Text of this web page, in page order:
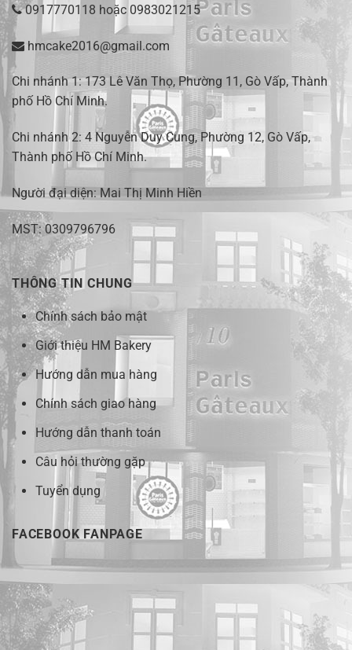
0917770118 hoặc 0983021215
hmcake2016@gmail.com
Chi nhánh 1:173 Lê Văn Thọ, Phường 11, Gò Vấp, Thành
phố Hồ Chí Minh.
Chi nhánh 2: 4 Nguyễn Duy Cung, Phường 12, Gò Vấp,
Thành phố Hồ Chí Minh.
Người đại diện: Mai Thị Minh Hiền
MST: 0309796796
THÔNG TIN CHUNG
Chính sách bảo mật
Giới thiệu HM Bakery
Hướng dẫn mua hàng
Chính sách giao hàng
Hướng dẫn thanh toán
Câu hỏi thường gặp
Tuyển dụng
FACEBOOK FANPAGE